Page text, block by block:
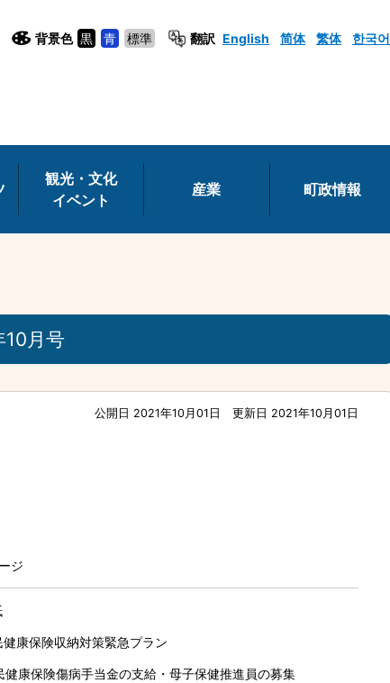
背景色 黒 青 標準 翻訳 English 简体 繁体 한국어
観光・文化
イベント
産業 町政情報
月号
公開日 2021年10月01日 更新日 2021年10月01日
ジ
康保険収納対策緊急プラン
康保険傷病手当金の支給・母子保健推進員の募集